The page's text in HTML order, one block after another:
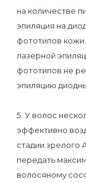
перед
визитом
к
косметологу?
по
уходу
кожей
на количестве
эпиляция на
фототипов
лазерной
фототипов не
эпиляцию
5. У волос
эффективно
стадии зрелого
передать
волосяному